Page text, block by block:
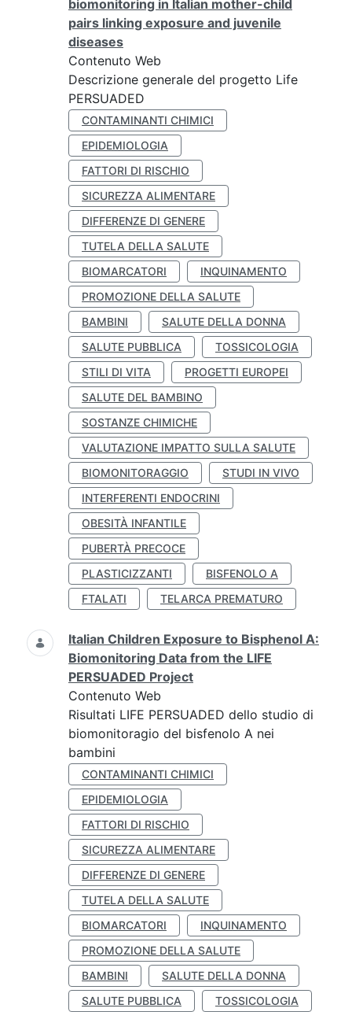
biomonitoring in Italian mother-child
pairs linking exposure and juvenile
diseases
Contenuto Web
Descrizione generale del progetto Life
PERSUADED
CONTAMINANTI CHIMICI
EPIDEMIOLOGIA
FATTORI DI RISCHIO
SICUREZZA ALIMENTARE
DIFFERENZE DI GENERE
TUTELA DELLA SALUTE
BIOMARCATORI
INQUINAMENTO
PROMOZIONE DELLA SALUTE
BAMBINI
SALUTE DELLA DONNA
SALUTE PUBBLICA
TOSSICOLOGIA
STILI DI VITA
PROGETTI EUROPEI
SALUTE DEL BAMBINO
SOSTANZE CHIMICHE
VALUTAZIONE IMPATTO SULLA SALUTE
BIOMONITORAGGIO
STUDI IN VIVO
INTERFERENTI ENDOCRINI
OBESITÀ INFANTILE
PUBERTÀ PRECOCE
PLASTICIZZANTI
BISFENOLO A
FTALATI
TELARCA PREMATURO
Italian Children Exposure to Bisphenol A:
Biomonitoring Data from the LIFE
PERSUADED Project
Contenuto Web
Risultati LIFE PERSUADED dello studio di
biomonitoragio del bisfenolo A nei
bambini
CONTAMINANTI CHIMICI
EPIDEMIOLOGIA
FATTORI DI RISCHIO
SICUREZZA ALIMENTARE
DIFFERENZE DI GENERE
TUTELA DELLA SALUTE
BIOMARCATORI
INQUINAMENTO
PROMOZIONE DELLA SALUTE
BAMBINI
SALUTE DELLA DONNA
SALUTE PUBBLICA
TOSSICOLOGIA